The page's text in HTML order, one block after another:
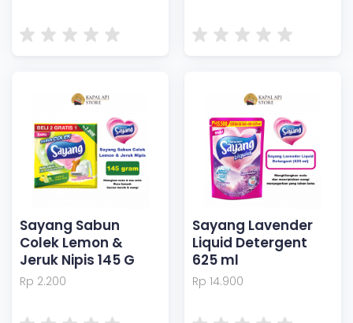
Sayang Sabun
Colek Lemon &
Jeruk Nipis 145 G
Rp 2.200
Sayang Lavender
Liquid Detergent
625 ml
Rp 14.900